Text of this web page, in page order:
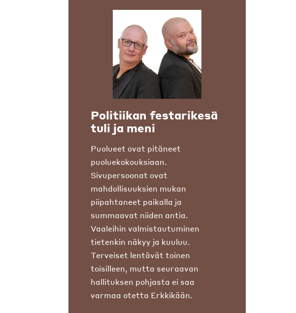
Politiikan festarikesä
tuli ja meni
Puolueet ovat pitäneet
puoluekokouksiaan.
Sivupersoonat ovat
mahdollisuuksien mukan
piipahtaneet paikalla ja
summaavat niiden antia.
Vaaleihin valmistautuminen
tietenkin näkyy ja kuuluu.
Terveiset lentävät toinen
toisilleen, mutta seuraavan
hallituksen pohjasta ei saa
varmaa otetta Erkkikään.